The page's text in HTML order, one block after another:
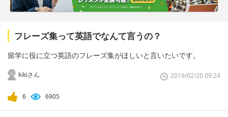
フレーズ集って英語でなんて言うの？
留学に役に立つ英語のフレーズ集がほしいと言いたいです。
kikiさん 2019/02/20 09:24
6 6905